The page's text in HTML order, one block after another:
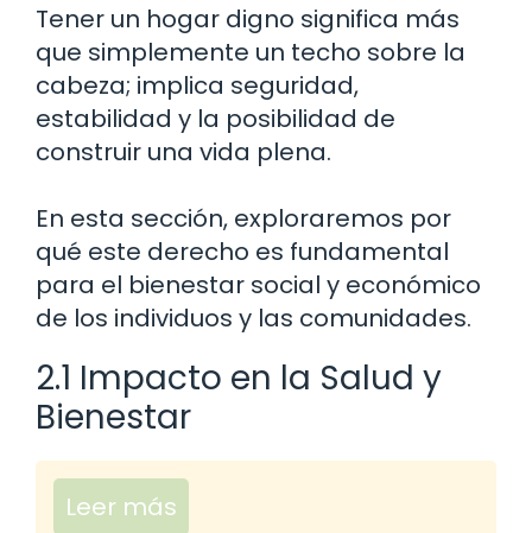
Tener un hogar digno significa más
que simplemente un techo sobre la
cabeza; implica seguridad,
estabilidad y la posibilidad de
construir una vida plena.
En esta sección, exploraremos por
qué este derecho es fundamental
para el bienestar social y económico
de los individuos y las comunidades.
2.1 Impacto en la Salud y
Bienestar
Leer más